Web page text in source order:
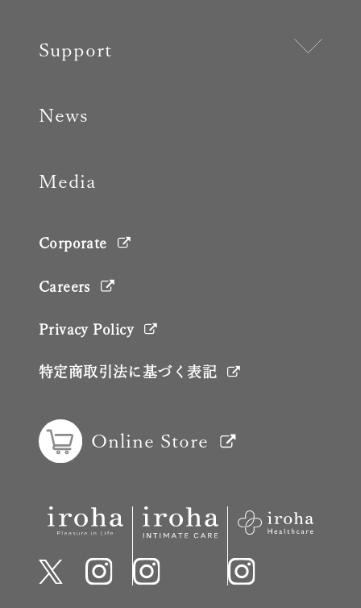
Support
News
Media
Online Store
Corporate
Careers
Privacy Policy
特定商取引法に基づく表記